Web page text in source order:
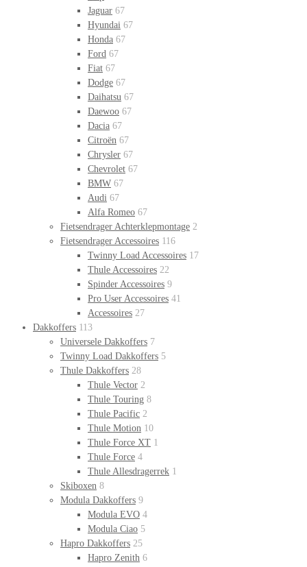
Jaguar 67
Hyundai 67
Honda 67
Ford 67
Fiat 67
Dodge 67
Daihatsu 67
Daewoo 67
Dacia 67
Citroën 67
Chrysler 67
Chevrolet 67
BMW 67
Audi 67
Alfa Romeo 67
Fietsendrager Achterklepmontage 2
Fietsendrager Accessoires 116
Twinny Load Accessoires 17
Thule Accessoires 22
Spinder Accessoires 9
Pro User Accessoires 41
Accessoires 27
Dakkoffers 113
Universele Dakkoffers 7
Twinny Load Dakkoffers 5
Thule Dakkoffers 28
Thule Vector 2
Thule Touring 8
Thule Pacific 2
Thule Motion 10
Thule Force XT 1
Thule Force 4
Thule Allesdragerrek 1
Skiboxen 8
Modula Dakkoffers 9
Modula EVO 4
Modula Ciao 5
Hapro Dakkoffers 25
Hapro Zenith 6